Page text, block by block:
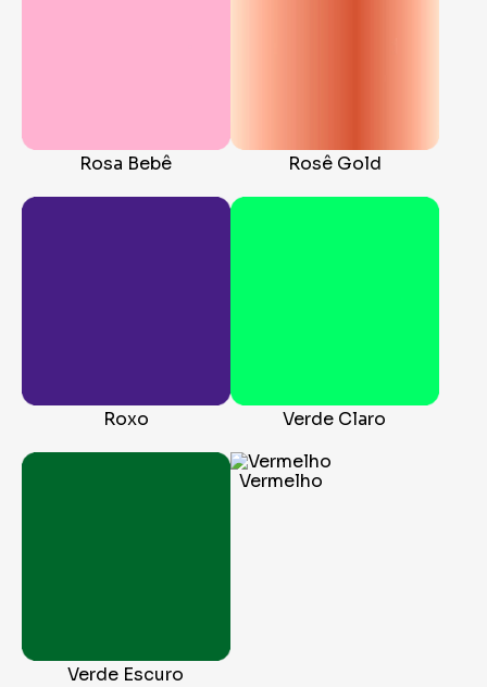
Rosa Bebê Rosê Gold
Roxo Verde Claro
Verde Escuro
Vermelho